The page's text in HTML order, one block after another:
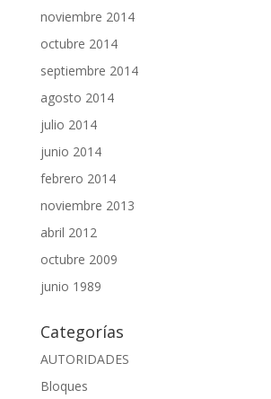
noviembre 2014
octubre 2014
septiembre 2014
agosto 2014
julio 2014
junio 2014
febrero 2014
noviembre 2013
abril 2012
octubre 2009
junio 1989
Categorías
AUTORIDADES
Bloques